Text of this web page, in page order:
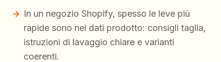
In un negozio Shopify, spesso le leve più
rapide sono nei dati prodotto: consigli taglia,
istruzioni di lavaggio chiare e varianti
coerenti.